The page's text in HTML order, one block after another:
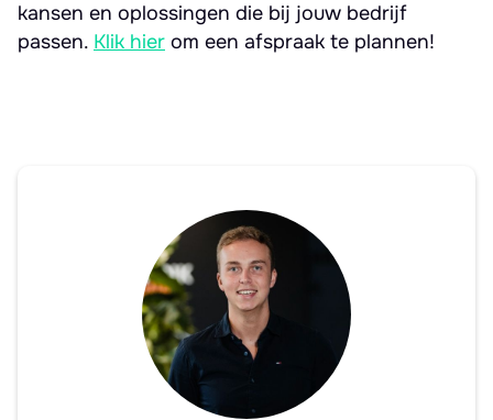
kansen en oplossingen die bij jouw bedrijf
passen. Klik hier om een afspraak te plannen!